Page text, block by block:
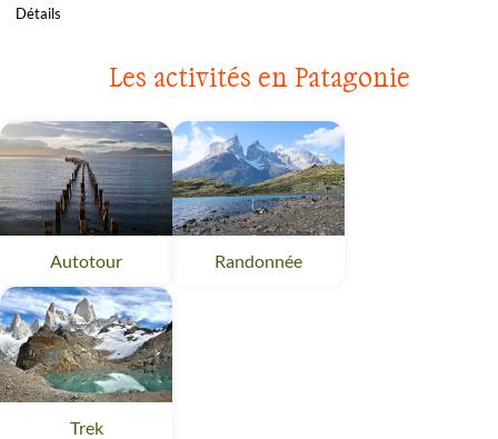
Détails
Les activités en Patagonie
Autotour Randonnée
TrekPatagonie